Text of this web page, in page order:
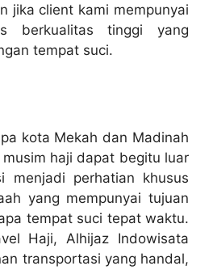
jika client kami mempunyai
berkualitas tinggi yang
tempat suci.
kota Mekah dan Madinah
haji dapat begitu luar
menjadi perhatian khusus
yang mempunyai tujuan
tempat suci tepat waktu.
Haji, Alhijaz Indowisata
transportasi yang handal,